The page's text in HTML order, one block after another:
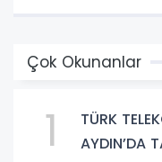
Çok Okunanlar
1
TÜRK
AYDIN’DA